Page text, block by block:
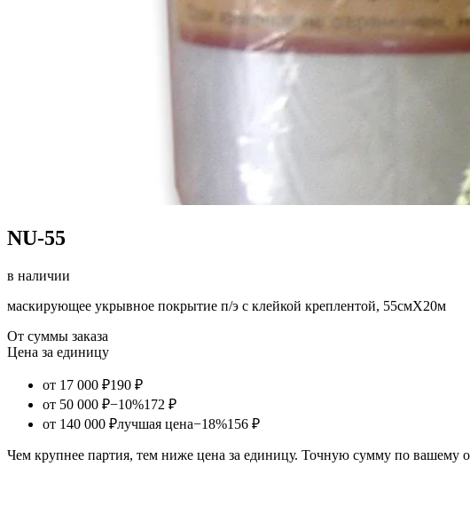
NU-55
в наличии
маскирующее укрывное покрытие п/э с клейкой креплентой, 55смХ20м
От суммы заказа
Цена за единицу
от 17 000 ₽190 ₽
от 50 000 ₽−10%172 ₽
от 140 000 ₽лучшая цена−18%156 ₽
Чем крупнее партия, тем ниже цена за единицу. Точную сумму по вашему